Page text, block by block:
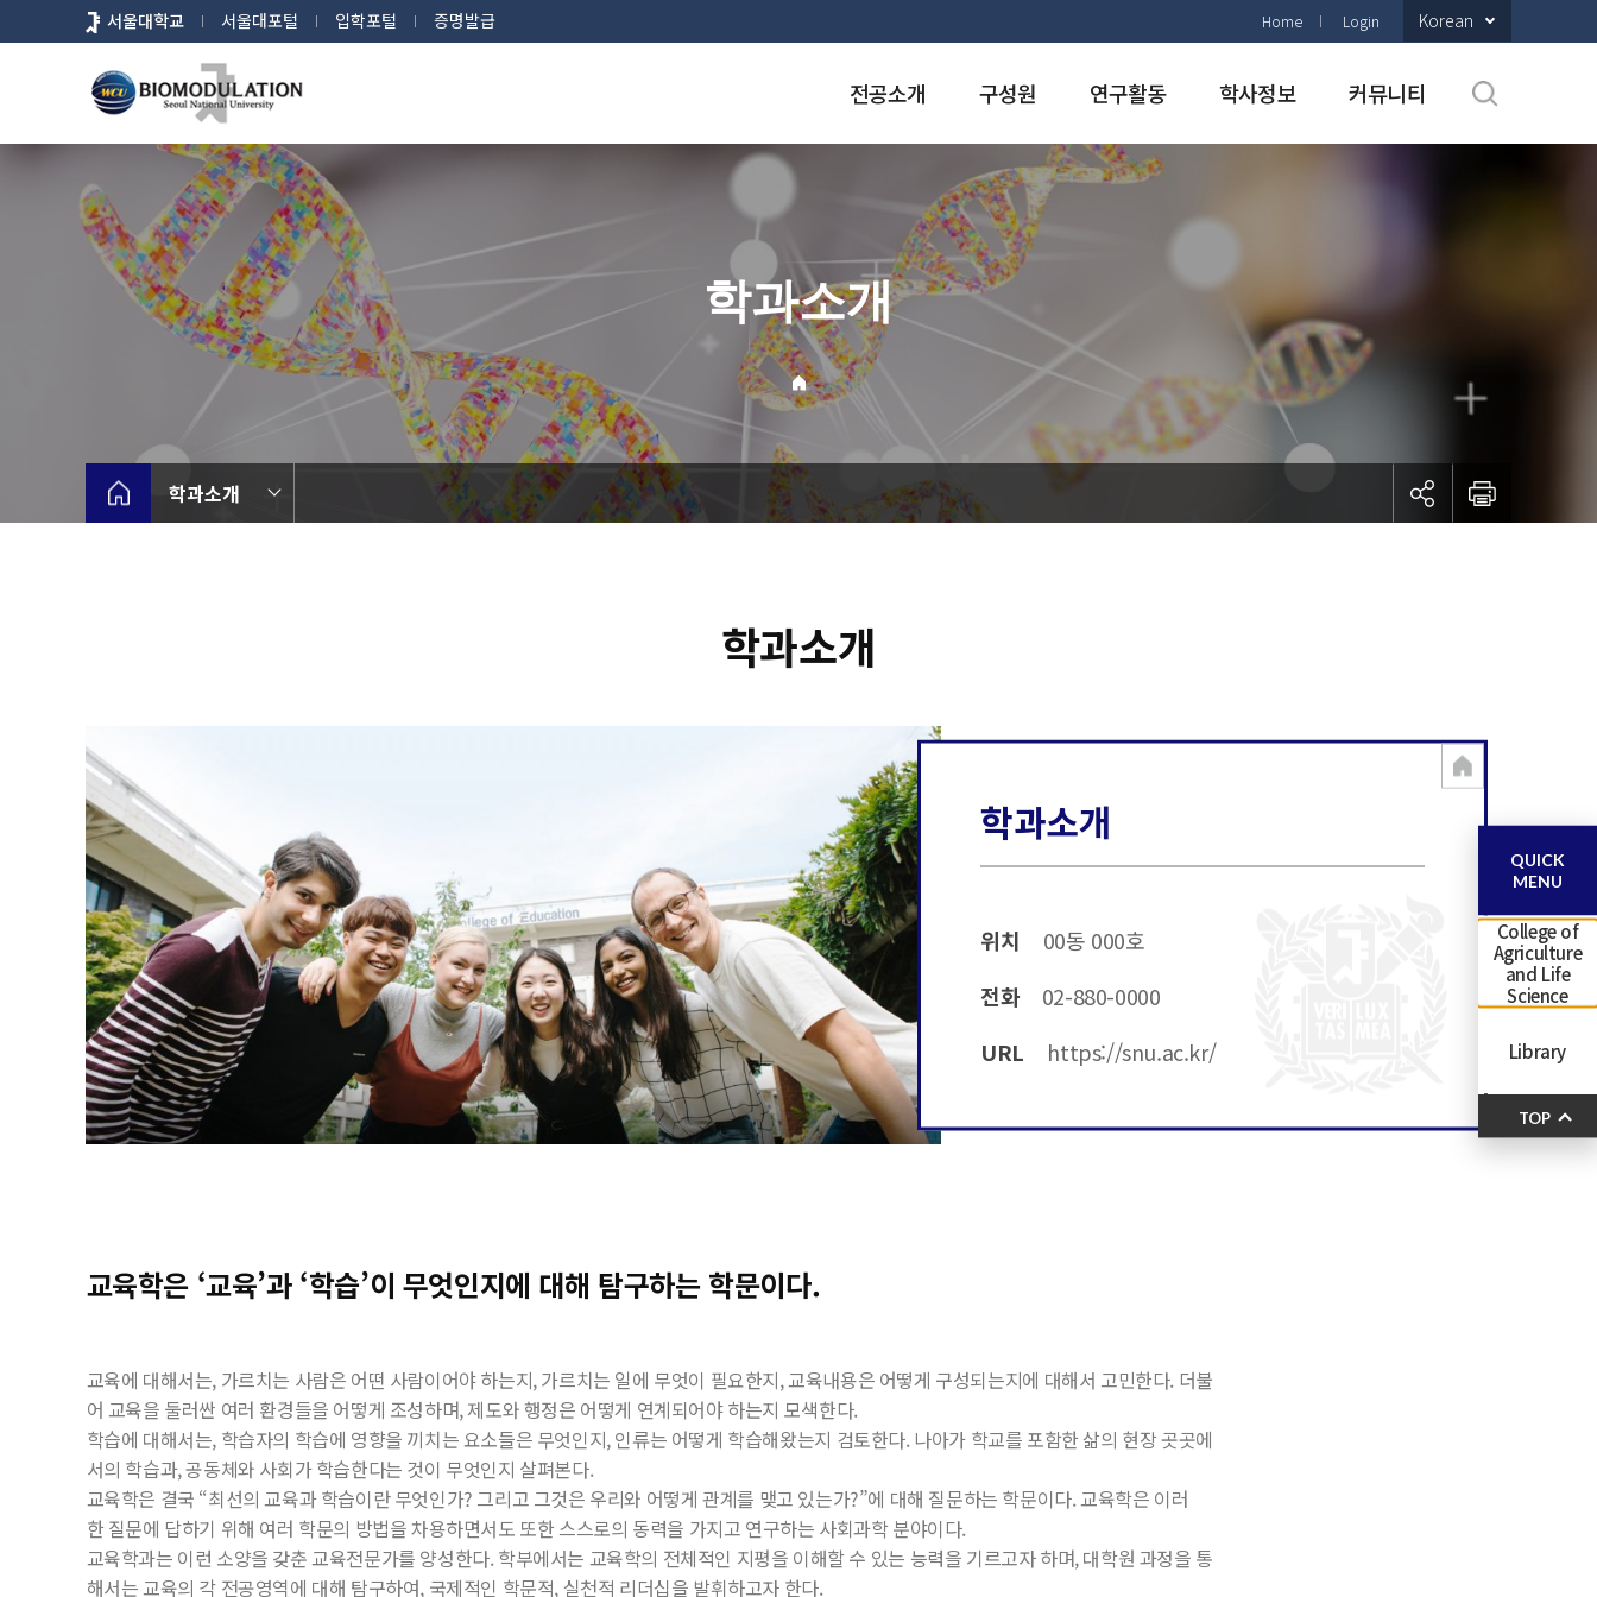
로
서울대학교 서울대포털 입학포털 증명발급 Home Login Korean
전공소개 구성원 연구활동 학사정보 커뮤니티
학과소개
학과소개
학과소개
학과소개
위치
00동 000호
전화
02-880-0000
URL
https://snu.ac.kr/
교육학은 ‘교육’과 ‘학습’이 무엇인지에 대해 탐구하는 학문이다.
교육에 대해서는, 가르치는 사람은 어떤 사람이어야하는지,가르치는 일에 무엇이 필요한지,교육내용은 어떻게 구성되는지에 대해서 고민한다. 더불
어 교육을 둘러싼 여러 환경들을 어떻게 조성하며,제도와행정은 어떻게 연계되어야하는지 모색한다.
학습에 대해서는, 학습자의 학습에 영향을 끼치는 요소들은 무엇인지,인류는 어떻게 학습해왔는지 검토한다.나아가 학교를 포함한 삶의 현장곳곳에
서의 학습과,공동체와 사회가 학습한다는 것이 무엇인지 살펴본다.
교육학은 결국 “최선의 교육과 학습이란 무엇인가? 그리고 그것은 우리와 어떻게 관계를 맺고 있는가?”에 대해 질문하는 학문이다.교육학은 이러
한 질문에 답하기 위해 여러 학문의 방법을차용하면서도 또한 스스로의 동력을 가지고 연구하는 사회과학분야이다.
교육학과는 이런 소양을 갖춘교육전문가를 양성한다.학부에서는 교육학의 전체적인 지평을 이해할 수 있는 능력을 기르고자하며,대학원 과정을 통
해서는교육의 각 전공영역에 대해 탐구하여, 국제적인 학문적,실천적 리더십을 발휘하고자 한다.
QUICK
MENU
College of
Agriculture
and Life
Science
Library
TOP